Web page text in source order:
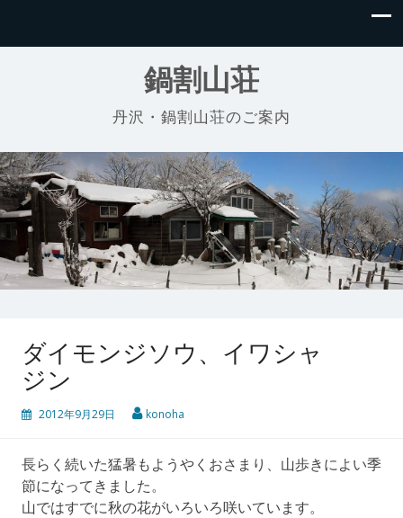
鍋割山荘
丹沢・鍋割山荘のご案内
ダイモンジソウ、イワシャ
ジン
2012年9月29日 konoha
長らく続いた猛暑もようやくおさまり、山歩きによい季
節になってきました。
山ではすでに秋の花がいろいろ咲いています。